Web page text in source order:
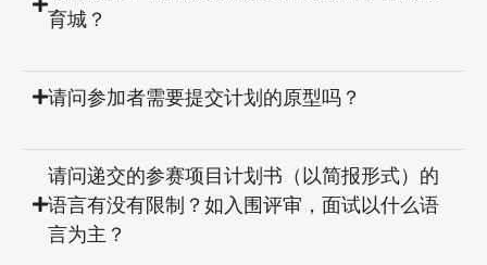
育城？
请问参加者需要提交计划的原型吗？
请问递交的参赛项目计划书（以简报形式）的
语言有没有限制？如入围评审，面试以什么语
言为主？